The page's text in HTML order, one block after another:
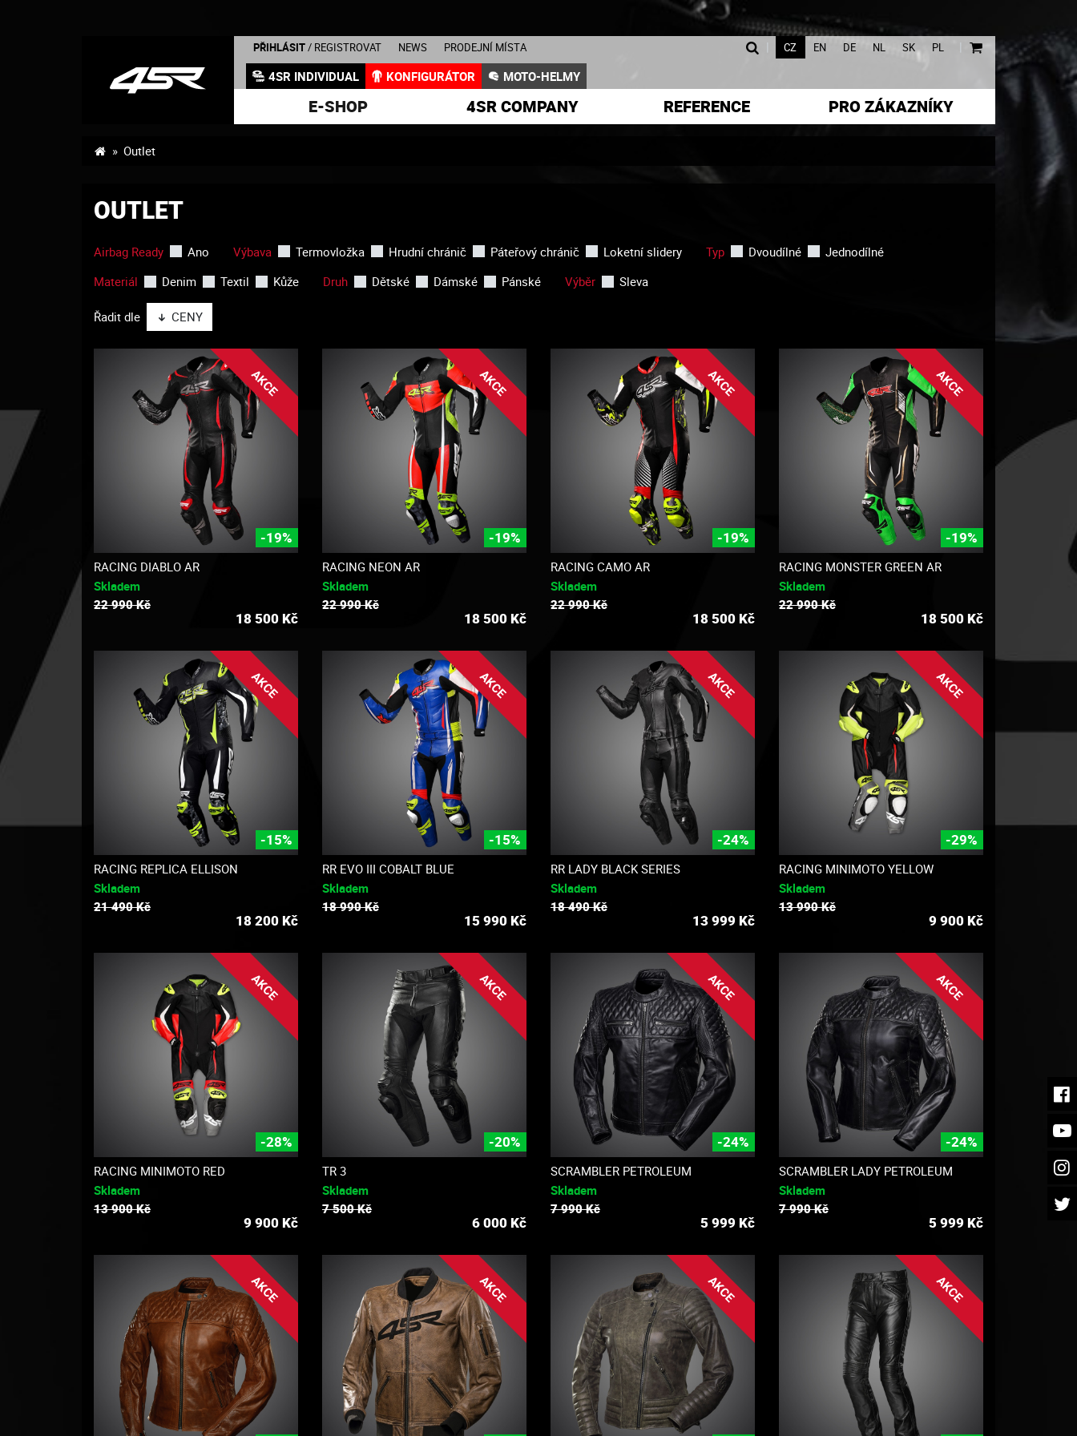
PŘIHLÁSIT / REGISTROVAT NEWS PRODEJNÍ MÍSTA
4SR INDIVIDUAL KONFIGURÁTOR MOTO-HELMY
| CZ EN DE NL SK PL |
E-SHOP 4SR COMPANY REFERENCE PRO ZÁKAZNÍKY
Outlet
OUTLET
Airbag Ready Ano Výbava Termovložka Hrudní chránič Páteřový chránič Loketní slidery Typ Dvoudílné
Jednodílné
Materiál
Denim Textil Kůže Druh Dětské Dámské Pánské Výběr Sleva
Řadit dle CENY
AKCE
-19%
RACING DIABLO AR
Skladem
22 990 Kč
18 500 Kč
AKCE
-19%
RACING NEON AR
Skladem
22 990 Kč
18 500 Kč
AKCE
-19%
RACING CAMO AR
Skladem
22 990 Kč
18 500 Kč
AKCE
-19%
RACING MONSTER GREEN AR
Skladem
22 990 Kč
18 500 Kč
AKCE
-15%
RACING REPLICA ELLISON
Skladem
21 490 Kč
18 200Kč
AKCE
-15%
RR EVO III COBALT BLUE
Skladem
18 990 Kč
15 990Kč
AKCE
-24%
RR LADY BLACK SERIES
Skladem
18 490 Kč
13 999 Kč
AKCE
-29%
RACING MINIMOTO YELLOW
Skladem
13 990 Kč
9 900 Kč
AKCE
-28%
RACING MINIMOTO RED
Skladem
13 900 Kč
9 900Kč
AKCE
-20%
TR 3
Skladem
7 500 Kč
6 000Kč
AKCE
-24%
SCRAMBLER PETROLEUM
Skladem
7 990 Kč
5 999 Kč
AKCE
-24%
SCRAMBLER LADY PETROLEUM
Skladem
7 990 Kč
5 999 Kč
AKCE AKCE AKCE AKCE